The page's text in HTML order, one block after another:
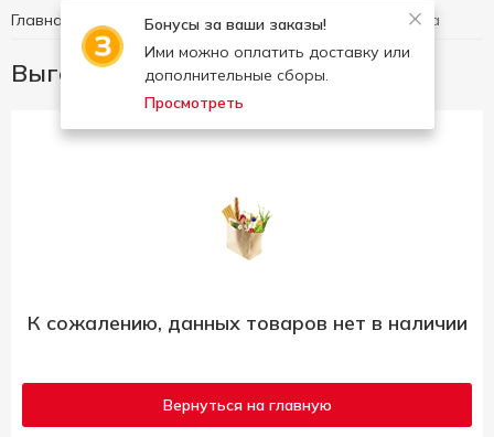
Бонусы за ваши заказы!
Ими можно оплатить доставку или
дополнительные сборы.
Просмотреть
Главная Выгодные предложения Выгодная тележка
Выгодная тележка
К сожалению, данных товаров нет в наличии
Вернуться на главную